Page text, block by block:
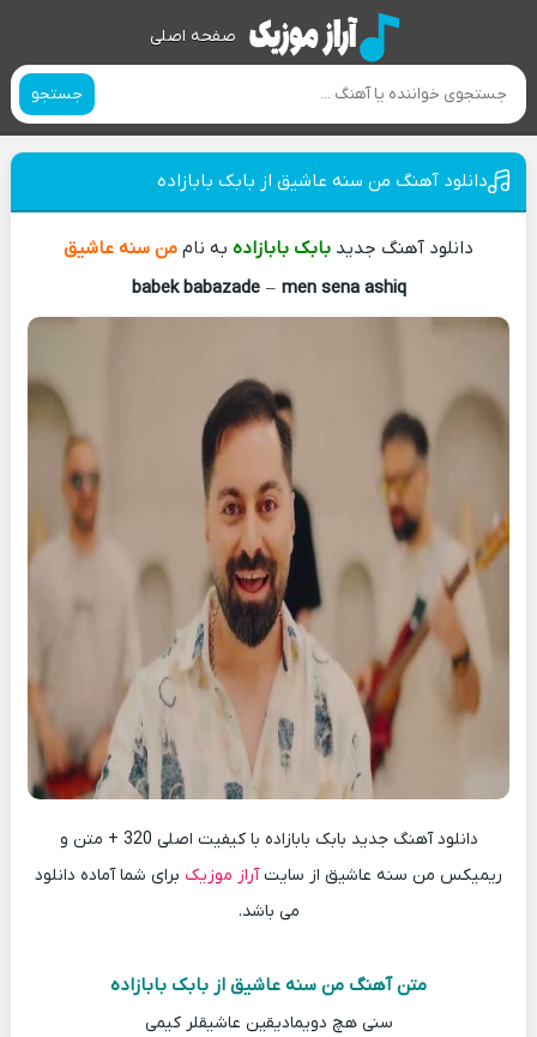
صفحه اصلی
جستجو
دانلود آهنگ من سنه عاشیق از بابک بابازاده
دانلود آهنگ جدید بابک بابازاده به نام من سنه عاشیق
babek babazade – men sena ashiq
دانلود آهنگ جدید بابک بابازاده با کیفیت اصلی 320 + متن و
ریمیکس من سنه عاشیق از سایتآراز موزیک برای شما آماده دانلود
می باشد.
متن آهنگ من سنه عاشیق از بابک بابازاده
سنی هچ دویمادیقین عاشیقلر کیمی